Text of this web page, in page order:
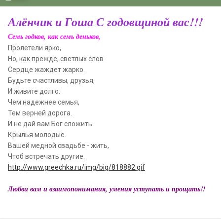
Алёнчик и Гоша С годовщиной вас!!!
Семь годков, как семь деньков,
Пролетели ярко,
Но, как прежде, светлых слов
Сердце жаждет жарко.
Будьте счастливы, друзья,
И живите долго:
Чем надежнее семья,
Тем верней дорога.
И не дай вам Бог сложить
Крылья молодые.
Вашей медной свадьбе - жить,
Чтоб встречать другие.
http://www.greechka.ru/img/big/818882.gif
Любви вам и взаимопонимания, умения уступать и прощать!!